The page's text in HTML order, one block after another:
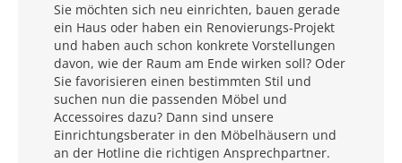
Sie möchten sich neu einrichten, bauen gerade
ein Haus oder haben ein Renovierungs-Projekt
und haben auch schon konkrete Vorstellungen
davon, wie der Raum am Ende wirken soll? Oder
Sie favorisieren einen bestimmten Stil und
suchen nun die passenden Möbel und
Accessoires dazu? Dann sind unsere
Einrichtungsberater in den Möbelhäusern und
an der Hotline die richtigen Ansprechpartner.